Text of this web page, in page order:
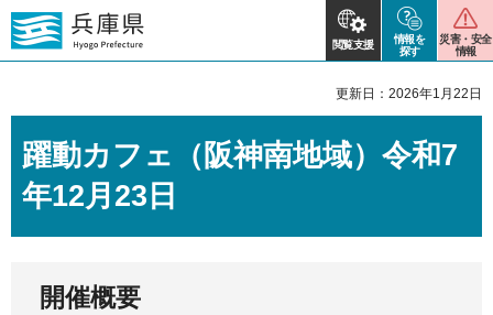
閲覧支援
情報を
探す
災害・安全
情報
更新日：2026年1月22日
躍動カフェ（阪神南地域）令和7
年12月23日
開催概要